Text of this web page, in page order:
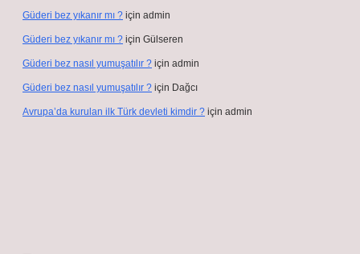
Güderi bez yıkanır mı ? için admin
Güderi bez yıkanır mı ? için Gülseren
Güderi bez nasıl yumuşatılır ? için admin
Güderi bez nasıl yumuşatılır ? için Dağcı
Avrupa’da kurulan ilk Türk devleti kimdir ? için admin